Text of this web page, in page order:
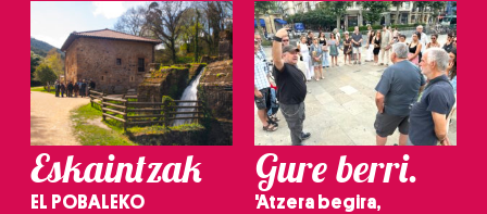
Eskaintzak
EL POBALEKO
Gure berri.
'Atzera begira,